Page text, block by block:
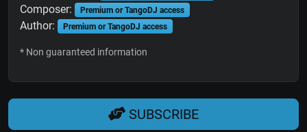
Composer: Premium or TangoDJ access
Author: Premium or TangoDJ access
* Non guaranteed information
SUBSCRIBE